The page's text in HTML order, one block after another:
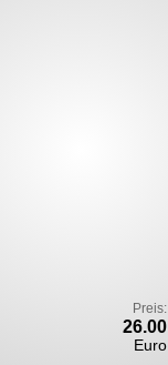
Preis:
26.00
Euro